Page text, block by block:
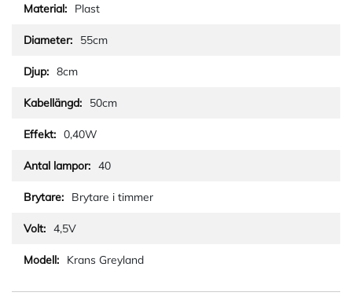
Plast
55cm
8cm
50cm
0,40W
40
Brytare i timmer
4,5V
Krans Greyland